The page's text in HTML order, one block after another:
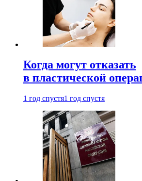
Когда могут отказать
в пластической
1 год спустя1 год спустя